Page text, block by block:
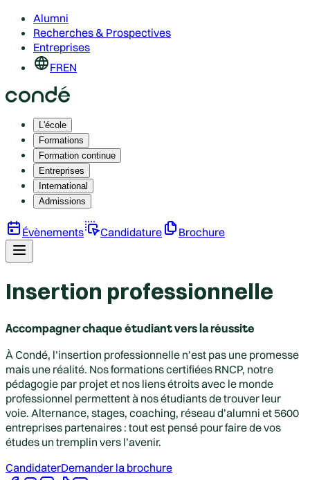
Alumni
Recherches & Prospectives
Entreprises
FREN
L'école
Formations
Formation continue
Entreprises
International
Admissions
Évènements Candidature Brochure
Insertion professionnelle
Accompagner chaque étudiant vers la réussite
À Condé, l’insertion professionnelle n’est pas une promesse
mais une réalité. Nos formations certifiées RNCP, notre
pédagogie par projet et nos liens étroits avec le monde
professionnel permettent à nos étudiants de trouver leur
voie. Alternance, stages, coaching, réseau d’alumni et 5600
entreprises partenaires : tout est pensé pour faire de vos
études un tremplin vers l’avenir.
CandidaterDemander la brochure